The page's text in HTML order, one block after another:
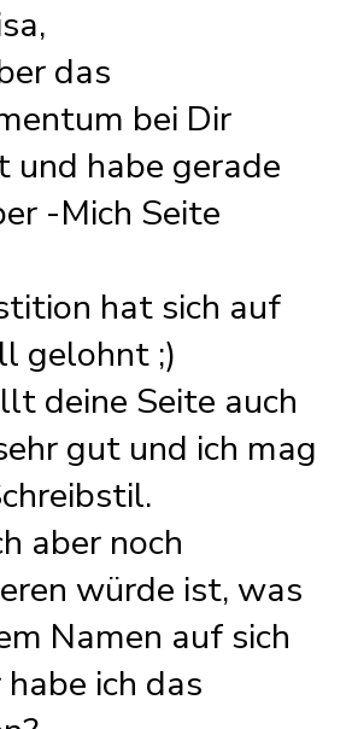
das
bei Dir
und habe gerade
-Mich Seite
hat sich auf
gelohnt ;)
deine Seite auch
gut und ich mag
aber noch
würde ist, was
Namen auf sich
ich das